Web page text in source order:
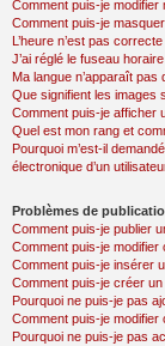
Comment puis-je modifier
Comment puis-je
L’heure n’est pas correcte
J’ai réglé le fuseau
Ma langue n’apparaît pas
Que signifient les images
Comment puis-je afficher
Quel est mon rang et
Pourquoi m’est-il
électronique d’un
Problèmes de
Comment puis-je publier
Comment puis-je
Comment puis-je insérer
Comment puis-je créer
Pourquoi ne puis-je pas
Comment puis-je
Pourquoi ne puis-je pas